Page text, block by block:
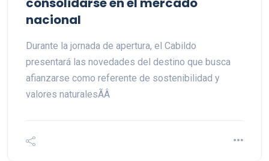
nacional
Durante la jornada de apertura, el Cabildo
presentará las novedades del destino que busca
afianzarse como referente de sostenibilidad y
valores naturalesÃÂ